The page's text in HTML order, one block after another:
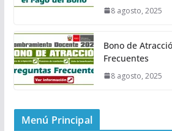
8 agosto, 2025
Bono de
Frecuentes
8 agosto, 2025
Menú Principal